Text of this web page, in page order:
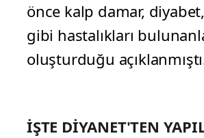
önce kalp damar,
gibi hastalıkları
oluşturduğu
İŞTE DİYANET'TEN